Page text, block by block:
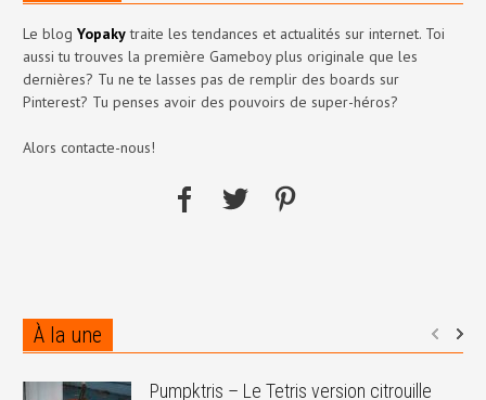
Le blog Yopakytraite les tendances et actualités sur internet. Toi
aussi tu trouves la première Gameboy plus originale que les
dernières? Tu ne te lasses pas de remplir des boards sur
Pinterest? Tu penses avoir des pouvoirs de super-héros?
Alors contacte-nous!
À la une
Pumpktris – Le Tetris version citrouille